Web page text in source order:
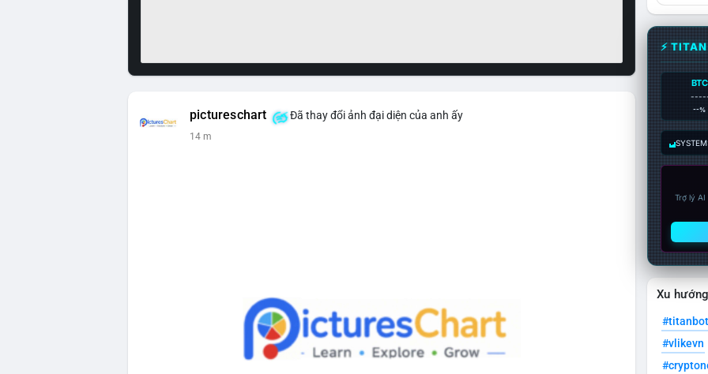
pictureschart Đã thay đổi ảnh đại diện của anh ấy
14 m
⚡
BTC
--%
Trợ lý
Xu
#titanbot
#vlikevn